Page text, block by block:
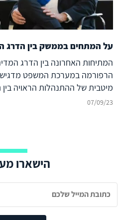
על המתחים בממשק בין הדרג
המתיחות האחרונה בין הדרג
הרפורמה
מיטבית של ההתנהלות הראויה בין
המדינה
07/09/23
הישארו